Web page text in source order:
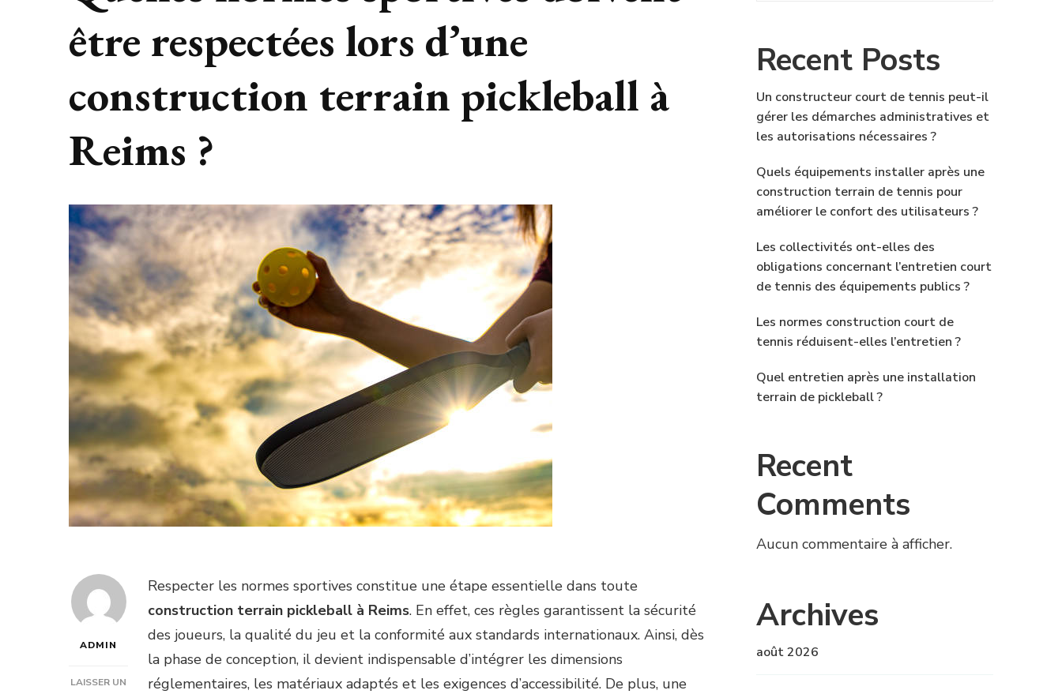
être respectées lors d’une
construction terrain pickleball à
Reims ?
ADMIN
LAISSER UN
Respecter les normes sportives constitue une étape essentielle dans toute
construction terrain pickleball à Reims. En effet, ces règles garantissent la sécurité
des joueurs, la qualité du jeu et la conformité aux standards internationaux. Ainsi, dès
la phase de conception, il devient indispensable d’intégrer les dimensions
réglementaires, les matériaux adaptés et les exigences d’accessibilité. De plus, une
Recent Posts
Un constructeur court de tennis peut-il
gérer les démarches administratives et
les autorisations nécessaires ?
Quels équipements installer après une
construction terrain de tennis pour
améliorer le confort des utilisateurs ?
Les collectivités ont-elles des
obligations concernant l’entretien court
de tennis des équipements publics ?
Les normes construction court de
tennis réduisent-elles l’entretien ?
Quel entretien après une installation
terrain de pickleball ?
Recent
Comments
Aucun commentaire à afficher.
Archives
août 2026